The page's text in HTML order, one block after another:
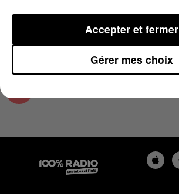
L'agenda du Pays catalan
Gérer mes choix
Accepter et fermer